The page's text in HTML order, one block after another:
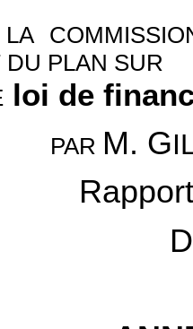
PLAN SUR
loi de
PAR M. G